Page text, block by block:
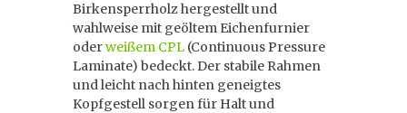
Birkensperrholz hergestellt und
wahlweise mit geöltem Eichenfurnier
oderweißem CPL (Continuous Pressure
Laminate) bedeckt. Der stabile Rahmen
und leicht nach hinten geneigtes
Kopfgestell sorgen für Halt und